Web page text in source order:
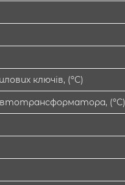
ключів, (ºС)
(ºС)